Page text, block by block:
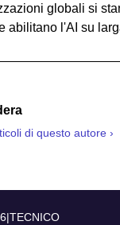
globali si
abilitano l'AI su
di questo autore ›
|TECNICO